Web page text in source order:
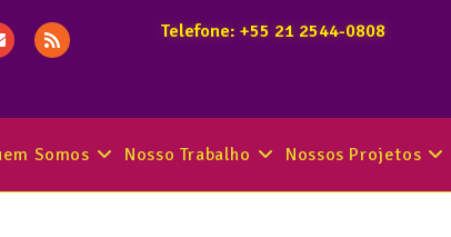
Telefone: +55 21 2544-0808
Somos Nosso Trabalho Nossos Projetos